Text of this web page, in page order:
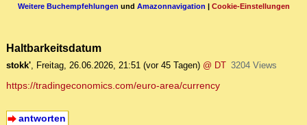
Weitere Buchempfehlungen und Amazonnavigation | Cookie-Einstellungen
Haltbarkeitsdatum
stokk', Freitag, 26.06.2026, 21:51 (vor 45 Tagen) @ DT 3204 Views
https://tradingeconomics.com/euro-area/currency
antworten